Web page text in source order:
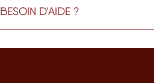
BESOIN D'AIDE ?